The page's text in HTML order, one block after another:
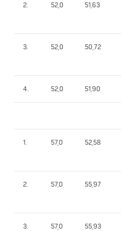
2. 52,0 51,63
3. 52,0 50,72
4. 52,0 51,90
1. 57,0 52,58
2. 57,0 55,97
3. 57,0 55,93